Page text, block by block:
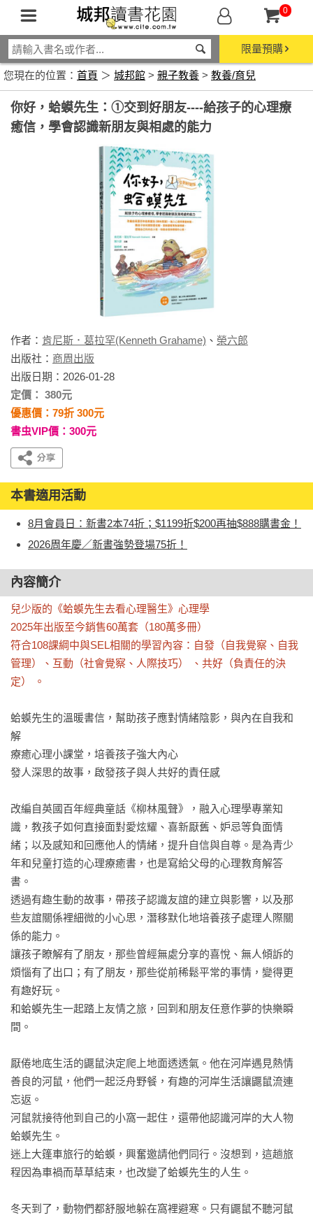
0
限量預購
您現在的位置： 首頁 ＞ 城邦館 > 親子教養 > 教養/育兒
你好，蛤蟆先生：①交到好朋友----給孩子的心理療
癒信，學會認識新朋友與相處的能力
作者： 肯尼斯．葛拉罕(Kenneth Grahame) 、 榮六郎
出版社： 商周出版
出版日期：2026-01-28
定價： 380元
優惠價：79折 300元
書虫VIP價：300元
本書適用活動
8月會員日：新書2本74折；$1199折$200再抽$888購書金！
2026周年慶／新書強勢登場75折！
內容簡介
兒少版的《蛤蟆先生去看心理醫生》心理學
2025年出版至今銷售60萬套（180萬多冊）
符合108課綱中與SEL相關的學習內容：自發（自我覺察、自我
管理）、互動（社會覺察、人際技巧） 、共好（負責任的決
定） 。
蛤蟆先生的溫暖書信，幫助孩子應對情緒陰影，與內在自我和
解
療癒心理小課堂，培養孩子強大內心
發人深思的故事，啟發孩子與人共好的責任感
改編自英國百年經典童話《柳林風聲》，融入心理學專業知
識，教孩子如何直接面對愛炫耀、喜新厭舊、妒忌等負面情
緒；以及感知和回應他人的情緒，提升自信與自尊。是為青少
年和兒童打造的心理療癒書，也是寫給父母的心理教育解答
書。
透過有趣生動的故事，帶孩子認識友誼的建立與影響，以及那
些友誼關係裡細微的小心思，潛移默化地培養孩子處理人際關
係的能力。
讓孩子瞭解有了朋友，那些曾經無處分享的喜悅、無人傾訴的
煩惱有了出口；有了朋友，那些從前稀鬆平常的事情，變得更
有趣好玩。
和蛤蟆先生一起踏上友情之旅，回到和朋友任意作夢的快樂瞬
間。
厭倦地底生活的鼴鼠決定爬上地面透透氣。他在河岸遇見熱情
善良的河鼠，他們一起泛舟野餐，有趣的河岸生活讓鼴鼠流連
忘返。
河鼠就接待他到自己的小窩一起住，還帶他認識河岸的大人物
蛤蟆先生。
迷上大篷車旅行的蛤蟆，興奮邀請他們同行。沒想到，這趟旅
程因為車禍而草草結束，也改變了蛤蟆先生的人生。
冬天到了，動物們都舒服地躲在窩裡避寒。只有鼴鼠不聽河鼠